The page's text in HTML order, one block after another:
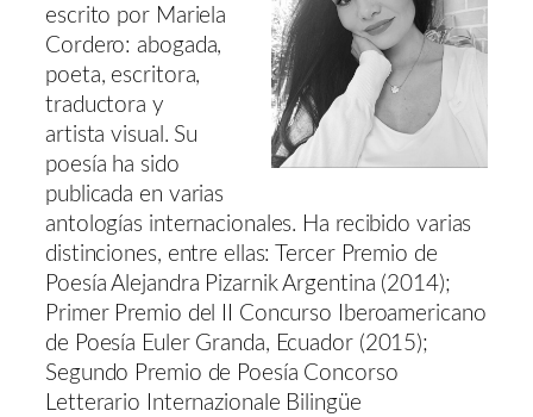
escrito por Mariela
Cordero: abogada,
poeta, escritora,
traductora y
artista visual. Su
poesía ha sido
publicada en varias
antologías internacionales. Ha recibido varias
distinciones, entre ellas: Tercer Premio de
Poesía Alejandra Pizarnik Argentina (2014);
Primer Premio del II Concurso Iberoamericano
de Poesía Euler Granda, Ecuador (2015);
Segundo Premio de Poesía Concorso
Letterario Internazionale Bilingüe